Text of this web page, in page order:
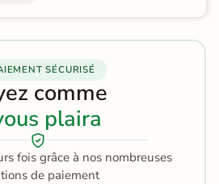
SÉCURISÉ
comme
plaira
fois grâce à nos nombreuses
de paiement